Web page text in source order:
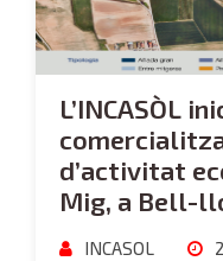
L’INCASÒL
d’activitat
Mig, a Bell-
INCASOL